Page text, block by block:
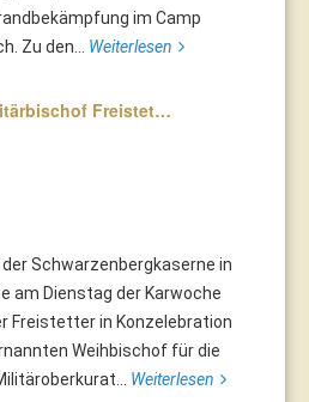
im Camp
Zu den... Weiterlesen
Freistet…
Schwarzenbergkaserne in
am Dienstag der Karwoche
Freistetter in Konzelebration
Weihbischof für die
Weiterlesen